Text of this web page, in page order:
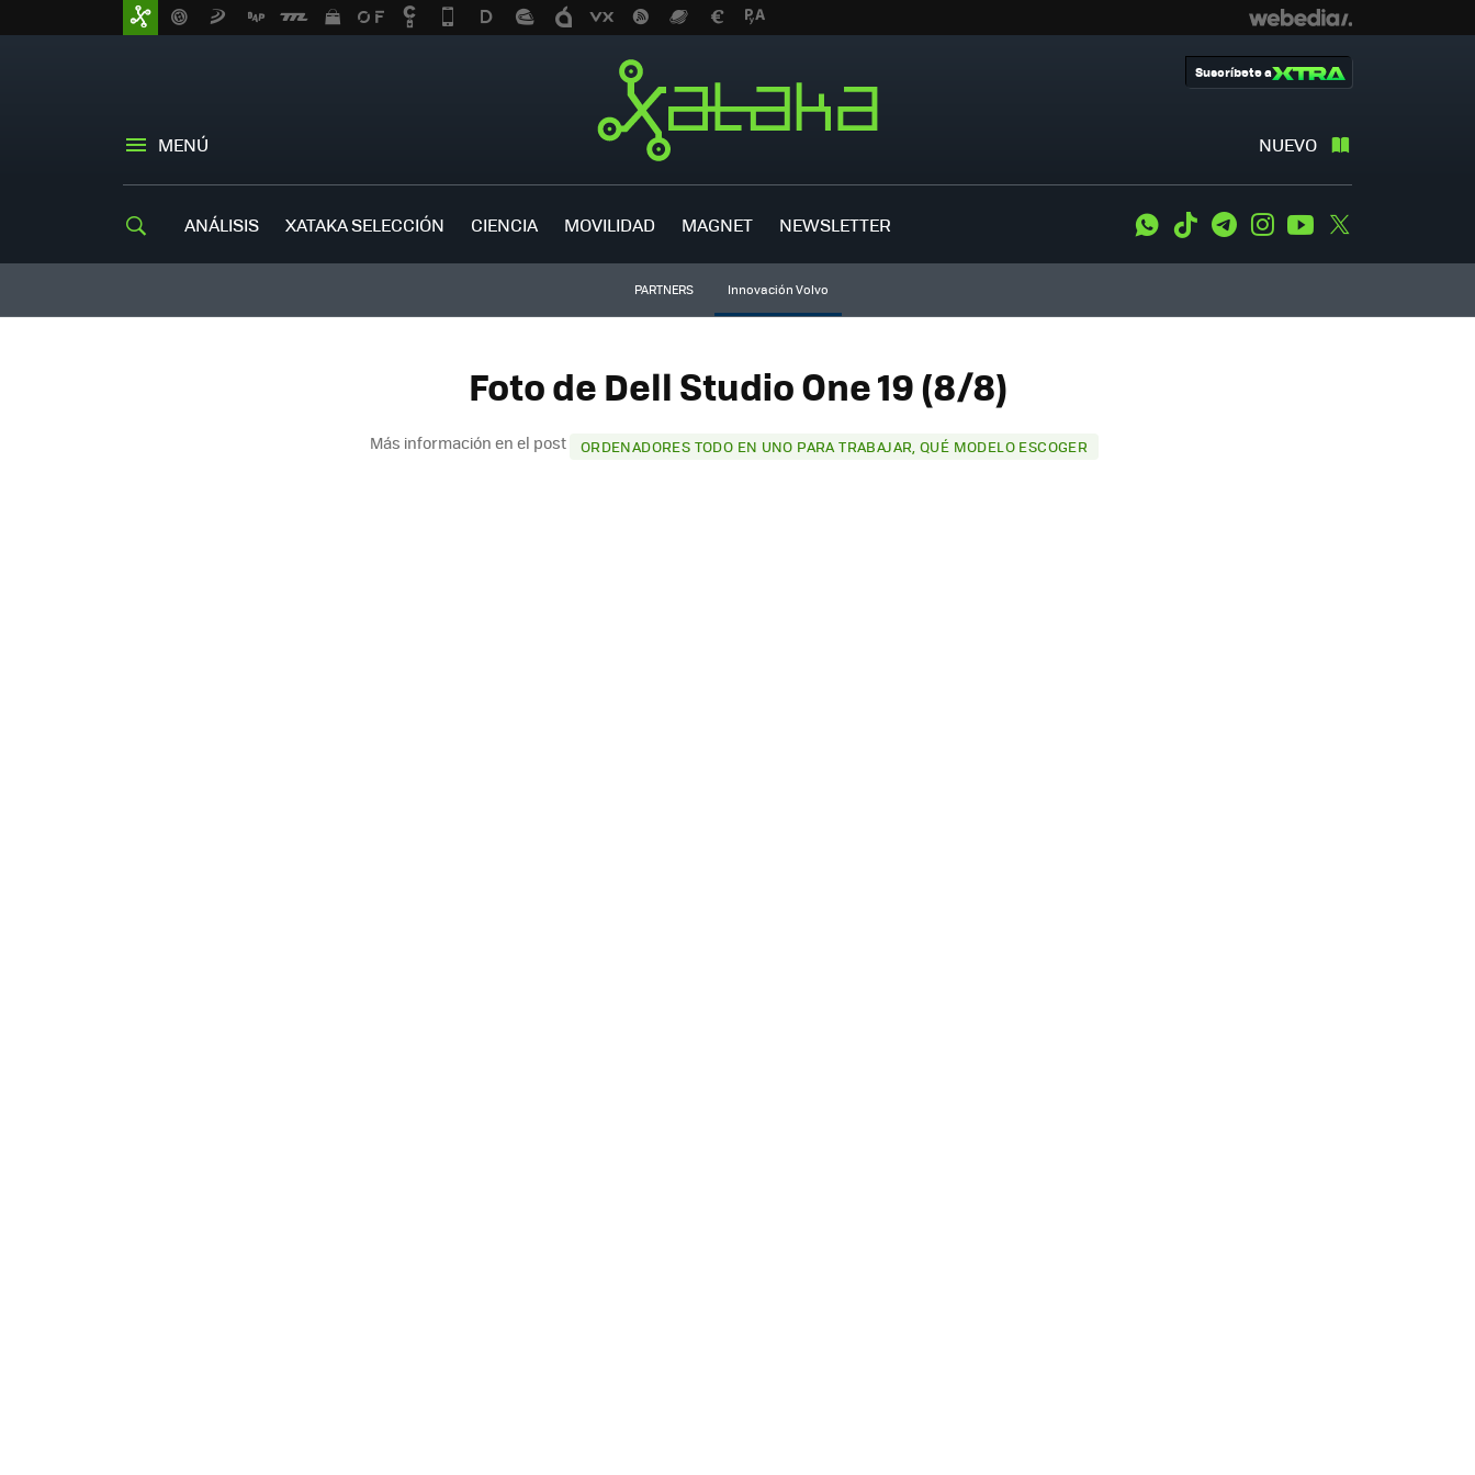
MENÚ NUEVO
Suscríbete a
ANÁLISIS XATAKA SELECCIÓN CIENCIA MOVILIDAD MAGNET NEWSLETTER WhatsApp
Tiktok TelegramInstagramYoutube
PARTNERS Innovación Volvo
Foto de Dell Studio One 19 (8/8)
Más información en el post ORDENADORES TODO EN UNO PARA TRABAJAR, QUÉ MODELO ESCOGER